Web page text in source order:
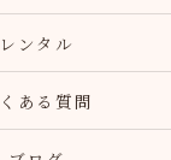
レンタル
ある質問